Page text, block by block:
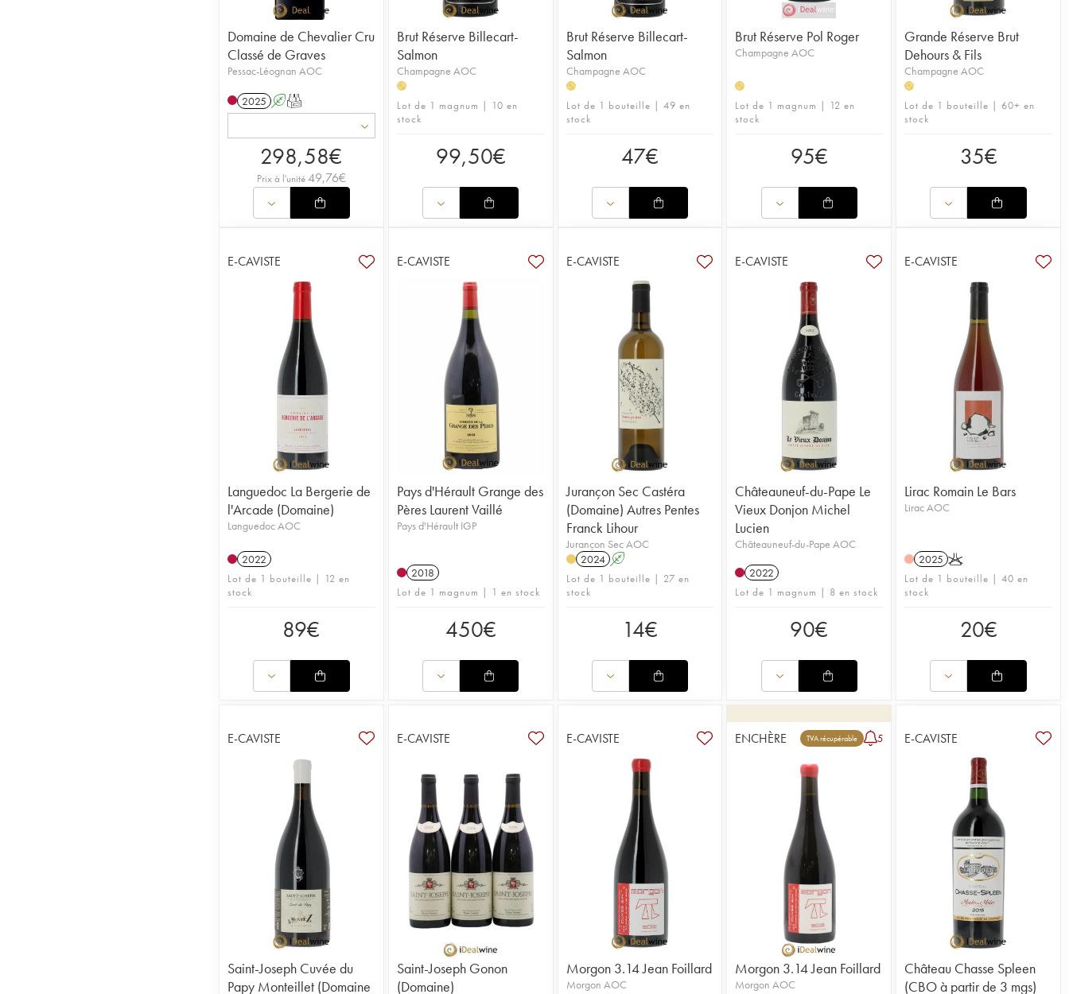
Domaine de Chevalier Cru
Classé de Graves
Pessac-Léognan AOC
2025 AT
298,58€
Prix à l'unité49,76€
Brut Réserve Billecart-
Salmon
Champagne AOC
H
Lot de 1 magnum | 10 en
stock
99,50€
Brut Réserve Billecart-
Salmon
Champagne AOC
H
Lot de 1 bouteille | 49 en
stock
47€
Brut Réserve Pol Roger
Champagne AOC
H
Lot de 1 magnum | 12 en
stock
95€
Grande Réserve Brut
Dehours & Fils
Champagne AOC
H
Lot de 1 bouteille | 60+ en
stock
35€
E-CAVISTE
Languedoc La Bergerie de
l'Arcade (Domaine)
Languedoc AOC
2022
Lot de 1 bouteille | 12 en
stock
89€
E-CAVISTE
Pays d'Hérault Grange des
Pères Laurent Vaillé
Pays d'Hérault IGP
2018
Lot de 1 magnum | 1 en stock
450€
E-CAVISTE
Jurançon Sec Castéra
(Domaine) Autres Pentes
Franck Lihour
Jurançon Sec AOC
2024 A
Lot de 1 bouteille | 27 en
stock
14€
E-CAVISTE
Châteauneuf-du-Pape Le
Vieux Donjon Michel
Lucien
Châteauneuf-du-Pape AOC
2022
Lot de 1 magnum | 8 en stock
90€
E-CAVISTE
Lirac Romain Le Bars
Lirac AOC
2025 K
Lot de 1 bouteille | 40 en
stock
20€
E-CAVISTE
Saint-Joseph Cuvée du
Papy Monteillet (Domaine
E-CAVISTE
Saint-Joseph Gonon
(Domaine)
E-CAVISTE
Morgon 3.14 Jean Foillard
Morgon AOC
ENCHÈRE TVA récupérable 5
Morgon 3.14 Jean Foillard
Morgon AOC
E-CAVISTE
Château Chasse Spleen
(CBO à partir de 3 mgs)